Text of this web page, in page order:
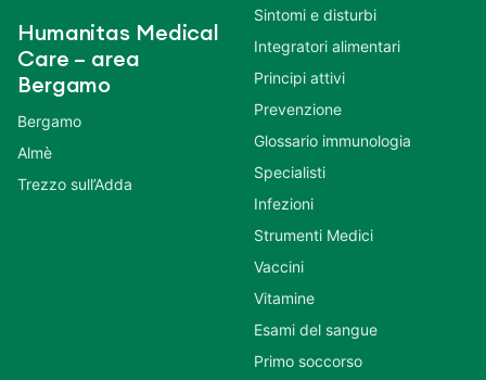
Humanitas Medical
Care – area
Bergamo
Bergamo
Almè
Trezzo sull’Adda
Sintomi e disturbi
Integratori alimentari
Principi attivi
Prevenzione
Glossario immunologia
Specialisti
Infezioni
Strumenti Medici
Vaccini
Vitamine
Esami del sangue
Primo soccorso